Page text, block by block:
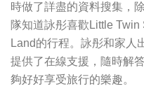
時做了詳盡的資料搜集，
隊知道詠彤喜歡Little
Land的行程。詠彤和家人
提供了在線支援，隨時解
夠好好享受旅行的樂趣。